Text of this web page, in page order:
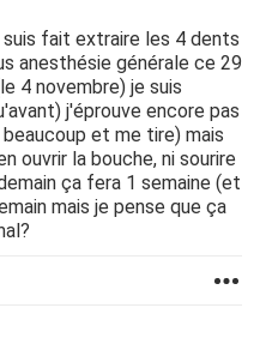
fait extraire les 4 dents
anesthésie générale ce 29
4 novembre) je suis
j'éprouve encore pas
et me tire) mais
ouvrir la bouche, ni sourire
ça fera 1 semaine (et
mais je pense que ça